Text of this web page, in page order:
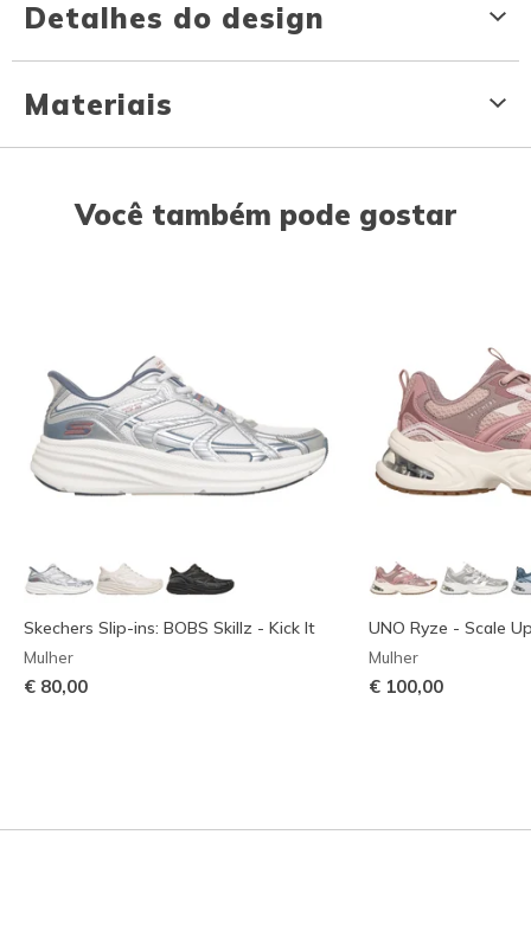
Detalhes do design
Materiais
Você também pode gostar
Skechers Slip-ins: BOBS Skillz - Kick It
Mulher
€ 80,00
UNO Ryze - Scale
Mulher
€ 100,00